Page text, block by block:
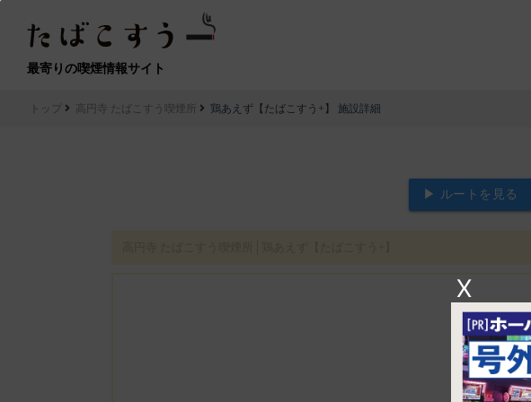
最寄りの喫煙情報サイト
X
トップ 高円寺 たばこすう喫煙所 鶏あえず【たばこすう+】 施設詳細
▶ ルートを見る